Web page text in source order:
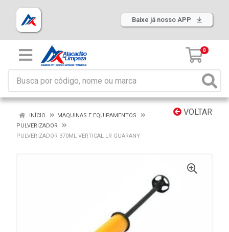
Baixe já nosso APP
0
VOLTAR
INÍCIO
MAQUINAS E EQUIPAMENTOS
PULVERIZADOR
PULVERIZADOR 370ML VERTICAL LR GUARANY